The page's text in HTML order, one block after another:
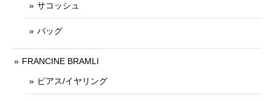
サコッシュ
バッグ
FRANCINE BRAMLI
ピアス/イヤリング